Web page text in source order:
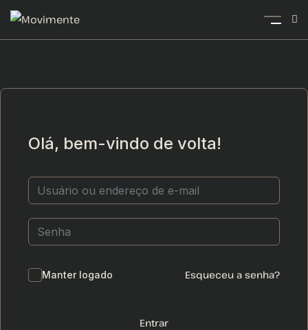
Olá, bem-vindo de volta!
Manter logado Esqueceu a senha?
Entrar